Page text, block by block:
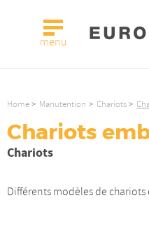
menu
Home Manutention Chariots
Chariots
Chariots
Différents modèles de